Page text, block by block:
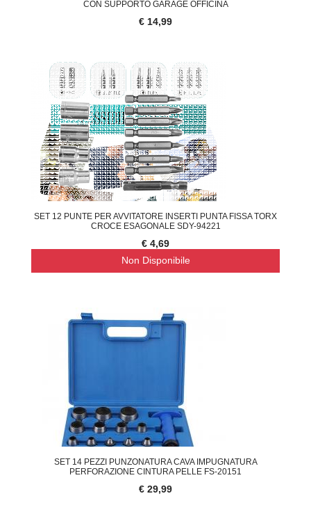
CON SUPPORTO GARAGE OFFICINA
€ 14,99
SET 12 PUNTE PER AVVITATORE INSERTI PUNTA FISSA TORX
CROCE ESAGONALE SDY-94221
€ 4,69
Non Disponibile
SET 14 PEZZI PUNZONATURA CAVA IMPUGNATURA
PERFORAZIONE CINTURA PELLE FS-20151
€ 29,99